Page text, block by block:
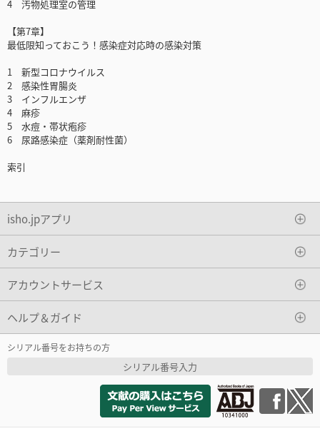
4 汚物処理室の管理
【第7章】
最低限知っておこう！感染症対応時の感染対策
1 新型コロナウイルス
2 感染性胃腸炎
3 インフルエンザ
4 麻疹
5 水痘・帯状疱疹
6 尿路感染症（薬剤耐性菌）
索引
isho.jpアプリ
カテゴリー
アカウントサービス
ヘルプ＆ガイド
シリアル番号をお持ちの方
シリアル番号入力